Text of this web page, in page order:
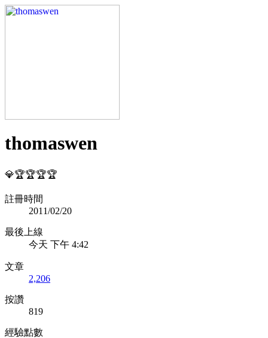
thomaswen
💎🏆🏆🏆🏆
註冊時間
2011/02/20
最後上線
今天 下午 4:42
文章
2,206
按讚
819
經驗點數